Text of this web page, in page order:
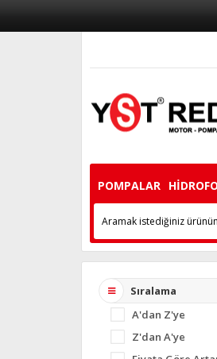
POMPALAR
Sıralama
A'dan Z'ye
Z'dan A'ye